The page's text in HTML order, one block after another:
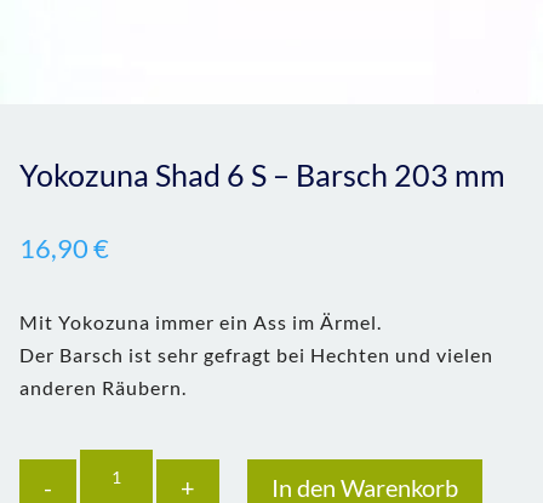
Yokozuna Shad 6 S – Barsch 203 mm
16,90€
Mit Yokozuna immer ein Ass im Ärmel.
Der Barsch ist sehr gefragt bei Hechten und vielen
anderen Räubern.
Anzahl
In den Warenkorb